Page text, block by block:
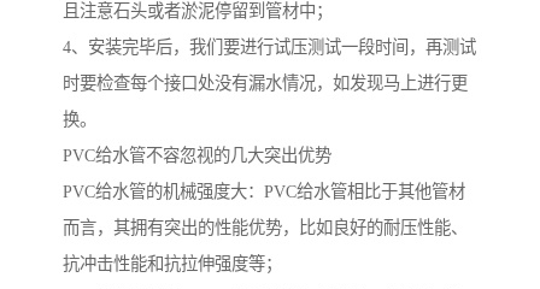
且注意石头或者淤泥停留到管材中；
4、安装完毕后，我们要进行试压测试一段时间，再测试
时要检查每个接口处没有漏水情况，如发现马上进行更
换。
PVC给水管不容忽视的几大突出优势
PVC给水管的机械强度大：PVC给水管相比于其他管材
而言，其拥有突出的性能优势，比如良好的耐压性能、
抗冲击性能和抗拉伸强度等；